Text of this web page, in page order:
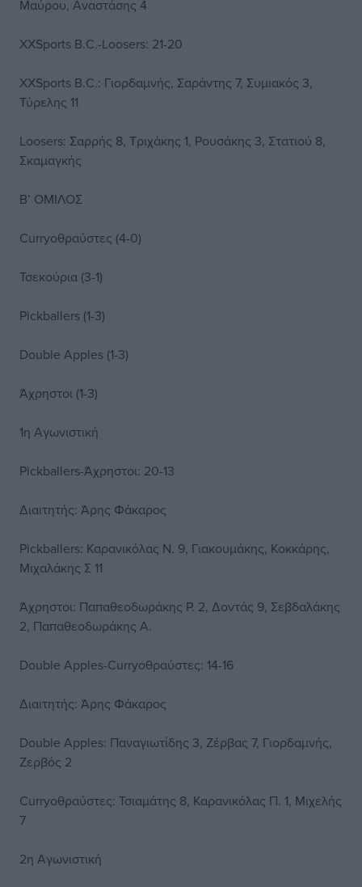
Μαύρου, Αναστάσης 4
XXSports B.C.-Loosers: 21-20
XXSports B.C.: Γιορδαμνής, Σαράντης 7, Συμιακός 3,
Τύρελης 11
Loosers: Σαρρής 8, Τριχάκης 1, Ρουσάκης 3, Στατιού 8,
Σκαμαγκής
Β’ ΟΜΙΛΟΣ
Curryoθραύστες (4-0)
Τσεκούρια (3-1)
Pickballers (1-3)
Double Apples (1-3)
Άχρηστοι (1-3)
1η Αγωνιστική
Pickballers-Άχρηστοι: 20-13
Διαιτητής: Άρης Φάκαρος
Pickballers: Καρανικόλας Ν. 9, Γιακουμάκης, Κοκκάρης,
Μιχαλάκης Σ 11
Άχρηστοι: Παπαθεοδωράκης Ρ. 2, Δοντάς 9, Σεβδαλάκης
2, Παπαθεοδωράκης Α.
Double Apples-Curryοθραύστες: 14-16
Διαιτητής: Άρης Φάκαρος
Double Apples: Παναγιωτίδης 3, Ζέρβας 7, Γιορδαμνής,
Ζερβός 2
Curryοθραύστες: Τσιαμάτης 8, Καρανικόλας Π. 1, Μιχελής
7
2η Αγωνιστική